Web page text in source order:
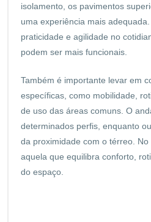
isolamento, os pavimentos
uma experiência mais
praticidade e agilidade no
podem ser mais funcionais.
Também é importante levar em
específicas, como mobilidade,
de uso das áreas comuns. O
determinados perfis, enquanto
da proximidade com o térreo.
aquela que equilibra conforto,
do espaço.